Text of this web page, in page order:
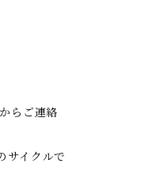
らご連絡
サイクルで